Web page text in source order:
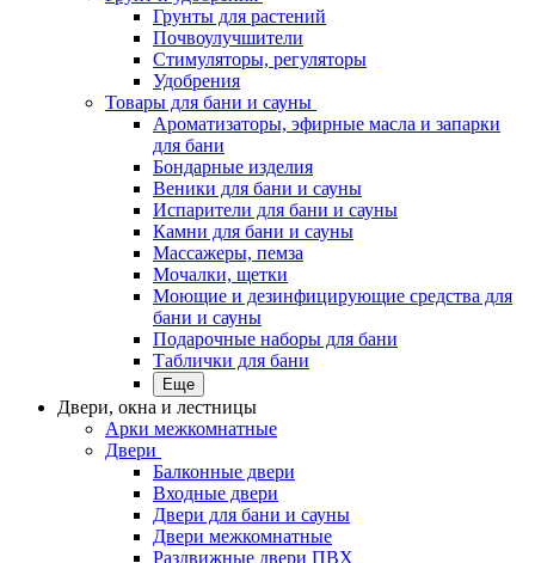
Грунты для растений
Почвоулучшители
Стимуляторы, регуляторы
Удобрения
Товары для бани и сауны
Ароматизаторы, эфирные масла и запарки
для бани
Бондарные изделия
Веники для бани и сауны
Испарители для бани и сауны
Камни для бани и сауны
Массажеры, пемза
Мочалки, щетки
Моющие и дезинфицирующие средства для
бани и сауны
Подарочные наборы для бани
Таблички для бани
Еще
Двери, окна и лестницы
Арки межкомнатные
Двери
Балконные двери
Входные двери
Двери для бани и сауны
Двери межкомнатные
Раздвижные двери ПВХ